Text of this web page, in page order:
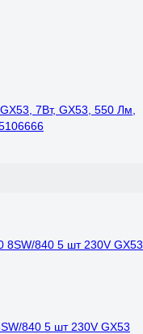
7Вт, GX53, 550 Лм,
840 5 шт 230V GX53